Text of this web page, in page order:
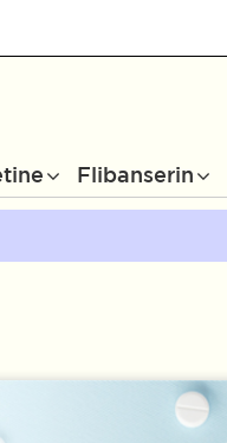
Flibanserin